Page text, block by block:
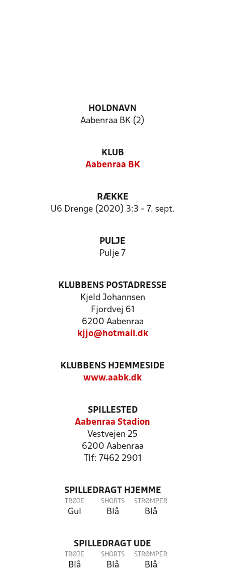
HOLDNAVN
Aabenraa BK (2)
KLUB
Aabenraa BK
RÆKKE
U6 Drenge (2020) 3:3 - 7. sept.
PULJE
Pulje 7
KLUBBENS POSTADRESSE
Kjeld Johannsen
Fjordvej 61
6200 Aabenraa
kjjo@hotmail.dk
KLUBBENS HJEMMESIDE
www.aabk.dk
SPILLESTED
Aabenraa Stadion
Vestvejen 25
6200 Aabenraa
Tlf: 7462 2901
SPILLEDRAGT HJEMME
TRØJE
Gul
SHORTS
Blå
STRØMPER
Blå
SPILLEDRAGT UDE
TRØJE
Blå
SHORTS
Blå
STRØMPER
Blå